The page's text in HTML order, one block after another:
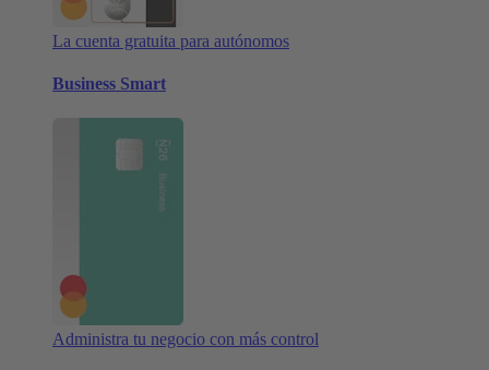
La cuenta gratuita para autónomos
Business Smart
Administra tu negocio con más control